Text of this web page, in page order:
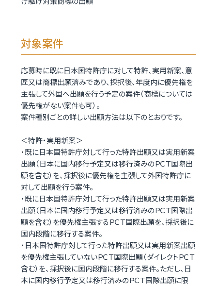
対象案件
応募時に既に日本国特許庁に対して特許、実用新案、意
匠又は商標出願済みであり、採択後、年度内に優先権を
主張して外国へ出願を行う予定の案件（商標については
優先権がない案件も可）。
案件種別ごとの詳しい出願方法は以下のとおりです。
＜特許・実用新案＞
・既に日本国特許庁対して行った特許出願又は実用新案
出願（日本に国内移行予定又は移行済みのＰＣＴ国際出
願を含む）を、採択後に優先権を主張して外国特許庁に
対して出願を行う案件。
・既に日本国特許庁対して行った特許出願又は実用新案
出願（日本に国内移行予定又は移行済みのＰＣＴ国際出
願を含む）を優先権主張するＰＣＴ国際出願を、採択後に
国内段階に移行する案件。
・日本国特許庁対して行った特許出願又は実用新案出願
を優先権主張していないＰＣＴ国際出願（ダイレクトＰＣＴ
含む）を、採択後に国内段階に移行する案件。ただし、日
本に国内移行予定又は移行済みのＰＣＴ国際出願に限